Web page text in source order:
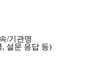
/기관명
설문 응답 등)